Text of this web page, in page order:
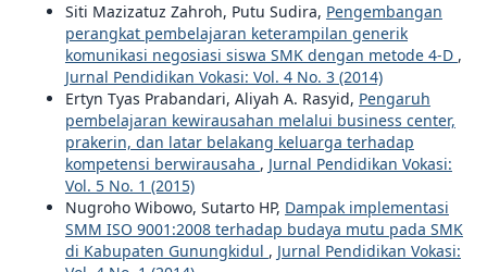
Siti Mazizatuz Zahroh, Putu Sudira, Pengembangan
perangkat pembelajaran keterampilan generik
komunikasi negosiasi siswa SMK dengan metode 4-D ,
Jurnal Pendidikan Vokasi: Vol. 4 No. 3 (2014)
Ertyn Tyas Prabandari, Aliyah A. Rasyid, Pengaruh
pembelajaran kewirausahan melalui business center,
prakerin, dan latar belakang keluarga terhadap
kompetensi berwirausaha , Jurnal Pendidikan Vokasi:
Vol. 5 No. 1 (2015)
Nugroho Wibowo, Sutarto HP, Dampak implementasi
SMM ISO 9001:2008 terhadap budaya mutu pada SMK
di Kabupaten Gunungkidul , Jurnal Pendidikan Vokasi: